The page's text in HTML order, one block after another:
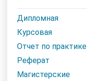
Дипломная
Курсовая
Отчет по практике
Реферат
Магистерские